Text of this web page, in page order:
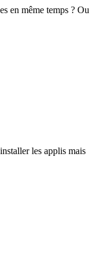
en même temps ? Ou
les applis mais